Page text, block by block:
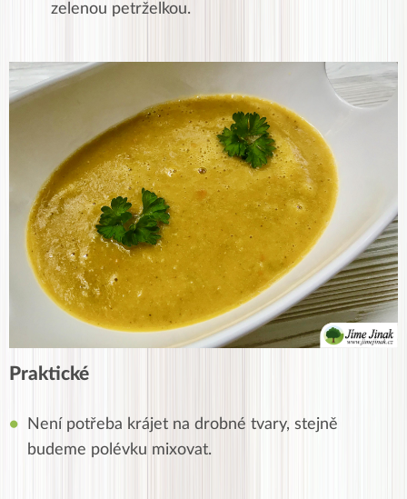
zelenou petrželkou.
Praktické
Není potřeba krájet na drobné tvary, stejně
budeme polévku mixovat.